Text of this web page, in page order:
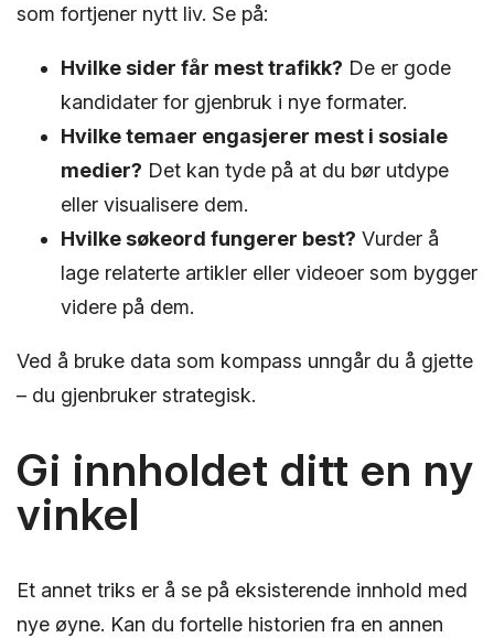
som fortjener nytt liv. Se på:
Hvilke sider får mest trafikk? De er gode
kandidater for gjenbruk i nye formater.
Hvilke temaer engasjerer mest i sosiale
medier? Det kan tyde på at du bør utdype
eller visualisere dem.
Hvilke søkeord fungerer best? Vurder å
lage relaterte artikler eller videoer som bygger
videre på dem.
Ved å bruke data som kompass unngår du å gjette
– du gjenbruker strategisk.
Gi innholdet ditt en ny
vinkel
Et annet triks er å se på eksisterende innhold med
nye øyne. Kan du fortelle historien fra en annen